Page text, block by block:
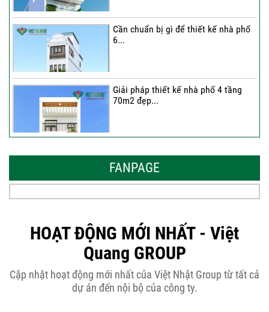
Cần chuẩn bị gì để thiết kế nhà phố
6...
Giải pháp thiết kế nhà phố 4 tầng
70m2 đẹp...
đẹp, sang...
50m2...
Những điều cần biết khi thiết kế nhà
phố 5...
FANPAGE
HOẠT ĐỘNG MỚI NHẤT - Việt
Quang GROUP
Cập nhật hoạt động mới nhất của Việt Nhật Group từ tất cả
dự án đến nội bộ của công ty.